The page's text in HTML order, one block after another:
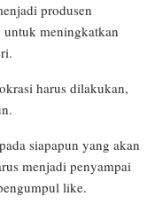
produsen
meningkatkan
harus dilakukan,
siapapun yang akan
menjadi penyampai
like.